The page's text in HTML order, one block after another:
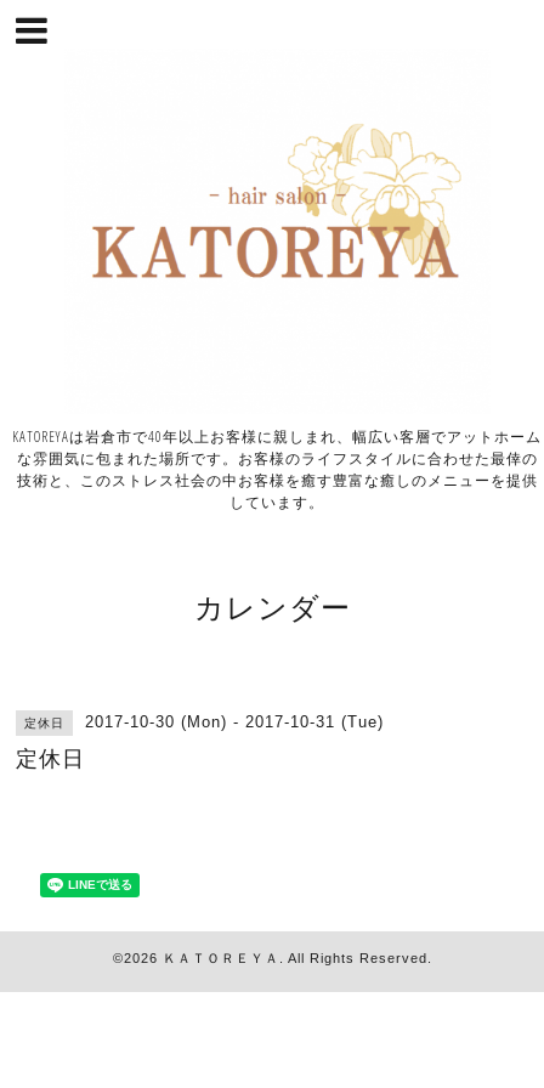
KATOREYAは岩倉市で40年以上お客様に親しまれ、幅広い客層でアットホーム
な雰囲気に包まれた場所です。お客様のライフスタイルに合わせた最倖の
技術と、このストレス社会の中お客様を癒す豊富な癒しのメニューを提供
しています。
カレンダー
定休日 2017-10-30 (Mon) - 2017-10-31 (Tue)
定休日
©2026 ＫＡＴＯＲＥＹＡ . All Rights Reserved.